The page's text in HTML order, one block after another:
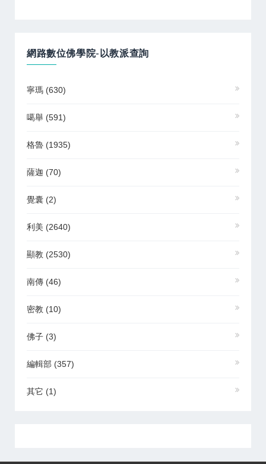
網路數位佛學院-以教派查詢
寧瑪 (630)
噶舉 (591)
格魯 (1935)
薩迦 (70)
覺囊 (2)
利美 (2640)
顯教 (2530)
南傳 (46)
密教 (10)
佛子 (3)
編輯部 (357)
其它 (1)